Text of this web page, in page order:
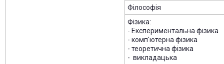
Філософія
Фізика:
- Експериментальна фізика
- комп'ютерна фізика
- теоретична фізика
- викладацька